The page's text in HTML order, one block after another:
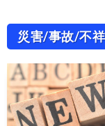
災害/事故/不